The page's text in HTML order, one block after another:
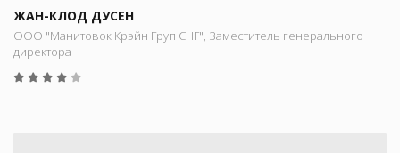
ЖАН-КЛОД ДУСЕН
ООО "Манитовок Крэйн Груп СНГ", Заместитель генерального
директора